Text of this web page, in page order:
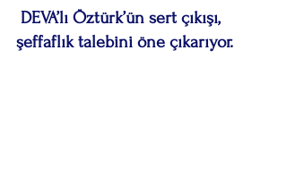
şeffaflık talebini öne çıkarıyor.